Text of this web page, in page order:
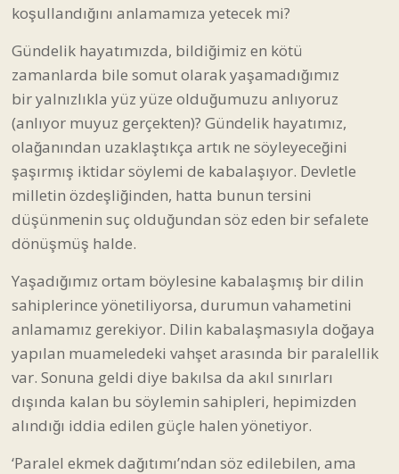
koşullandığını anlamamıza yetecek mi?
Gündelik hayatımızda, bildiğimiz en kötü
zamanlarda bile somut olarak yaşamadığımız
bir yalnızlıkla yüz yüze olduğumuzu anlıyoruz
(anlıyor muyuz gerçekten)? Gündelik hayatımız,
olağanından uzaklaştıkça artık ne söyleyeceğini
şaşırmış iktidar söylemi de kabalaşıyor. Devletle
milletin özdeşliğinden, hatta bunun tersini
düşünmenin suç olduğundan söz eden bir sefalete
dönüşmüş halde.
Yaşadığımız ortam böylesine kabalaşmış bir dilin
sahiplerince yönetiliyorsa, durumun vahametini
anlamamız gerekiyor. Dilin kabalaşmasıyla doğaya
yapılan muameledeki vahşet arasında bir paralellik
var. Sonuna geldi diye bakılsa da akıl sınırları
dışında kalan bu söylemin sahipleri, hepimizden
alındığı iddia edilen güçle halen yönetiyor.
‘Paralel ekmek dağıtımı’ndan söz edilebilen, ama